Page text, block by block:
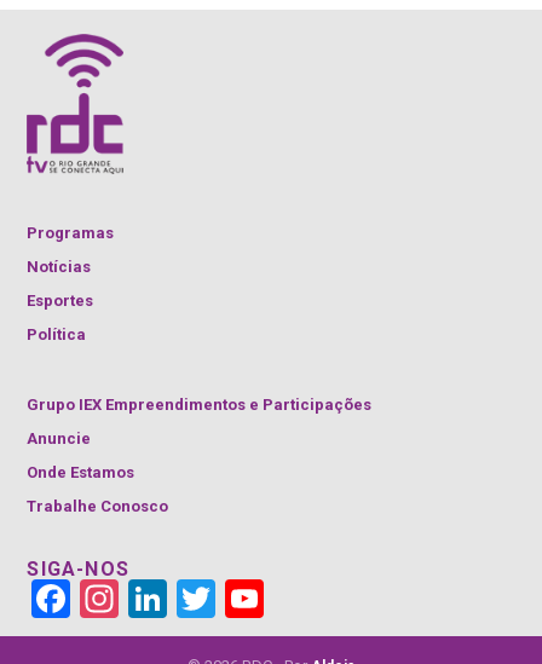
Programas
Notícias
Esportes
Política
Grupo IEX Empreendimentos e Participações
Anuncie
Onde Estamos
Trabalhe Conosco
SIGA-NOS
Face
book
Insta
gra
m
Link
edIn
Twitt
er
Cha